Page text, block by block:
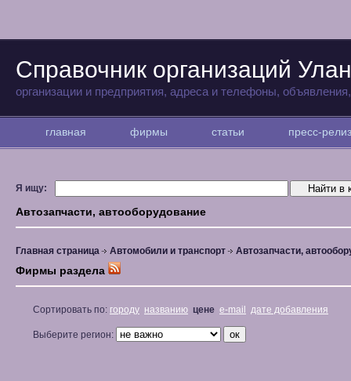
Справочник организаций
организации и предприятия, адреса и телефоны,
главная фирмы статьи пресс-
Я ищу:
Автозапчасти, автооборудование
Главная страница Автомобили и транспорт Автозапчасти,
Фирмы раздела
Сортировать по: городу названию цене e-mail дате добавления
Выберите регион: